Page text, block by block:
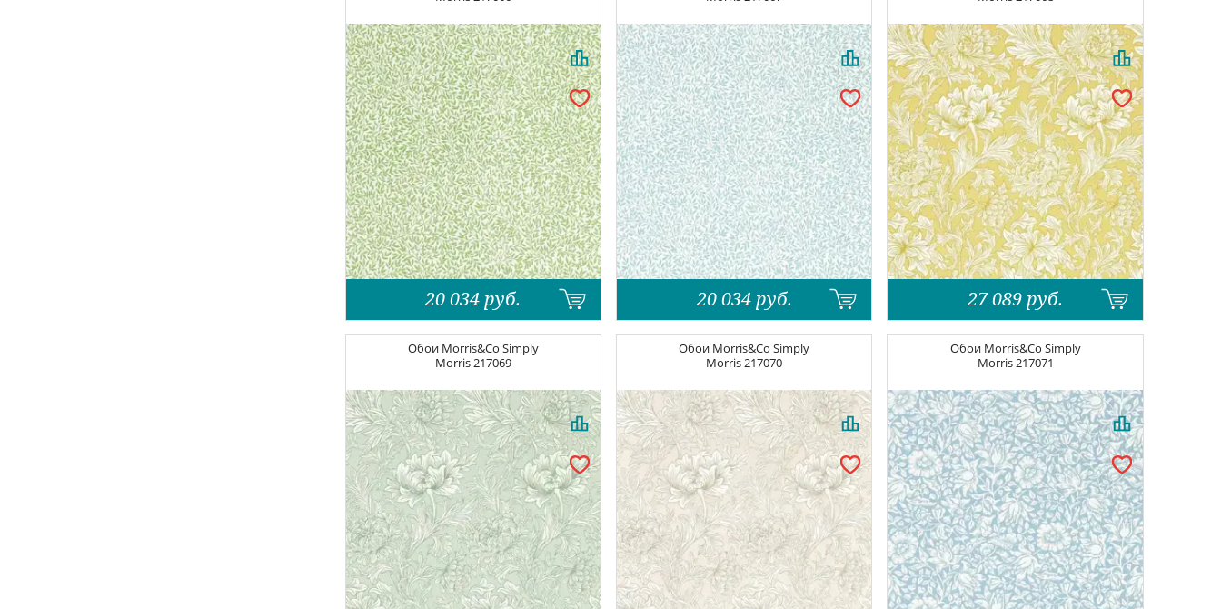
20 034 руб. 20 034 руб. 27 089 руб.
Обои Morris&Co Simply
Morris217069
Обои Morris&Co Simply
Morris217070
Обои Morris&Co Simply
Morris217071